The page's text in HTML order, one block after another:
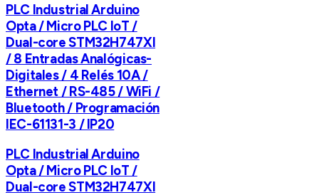
PLC Industrial Arduino
Opta / Micro PLC IoT /
Dual-core STM32H747XI
/ 8 Entradas Analógicas-
Digitales / 4 Relés 10A /
Ethernet / RS-485 / WiFi /
Bluetooth / Programación
IEC-61131-3 / IP20
PLC Industrial Arduino
Opta / Micro PLC IoT /
Dual-core STM32H747XI